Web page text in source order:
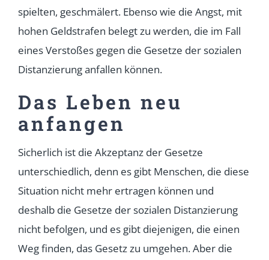
spielten, geschmälert. Ebenso wie die Angst, mit
hohen Geldstrafen belegt zu werden, die im Fall
eines Verstoßes gegen die Gesetze der sozialen
Distanzierung anfallen können.
Das Leben neu
anfangen
Sicherlich ist die Akzeptanz der Gesetze
unterschiedlich, denn es gibt Menschen, die diese
Situation nicht mehr ertragen können und
deshalb die Gesetze der sozialen Distanzierung
nicht befolgen, und es gibt diejenigen, die einen
Weg finden, das Gesetz zu umgehen. Aber die